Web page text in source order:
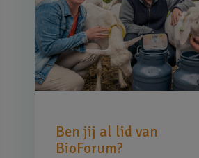
Ben jij al lid van
BioForum?